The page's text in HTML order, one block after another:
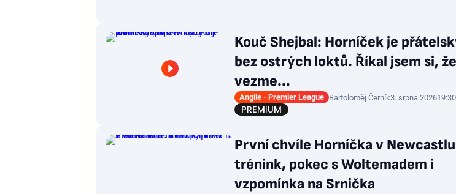
Kouč Shejbal: Horníček je
bez ostrých loktů. Říkal jsem si,
vezme...
Anglie - Premier League Bartoloměj Černík3. srpna 202619:30
První chvíle Horníčka v
trénink, pokec s Woltemadem i
vzpomínka na Srnička